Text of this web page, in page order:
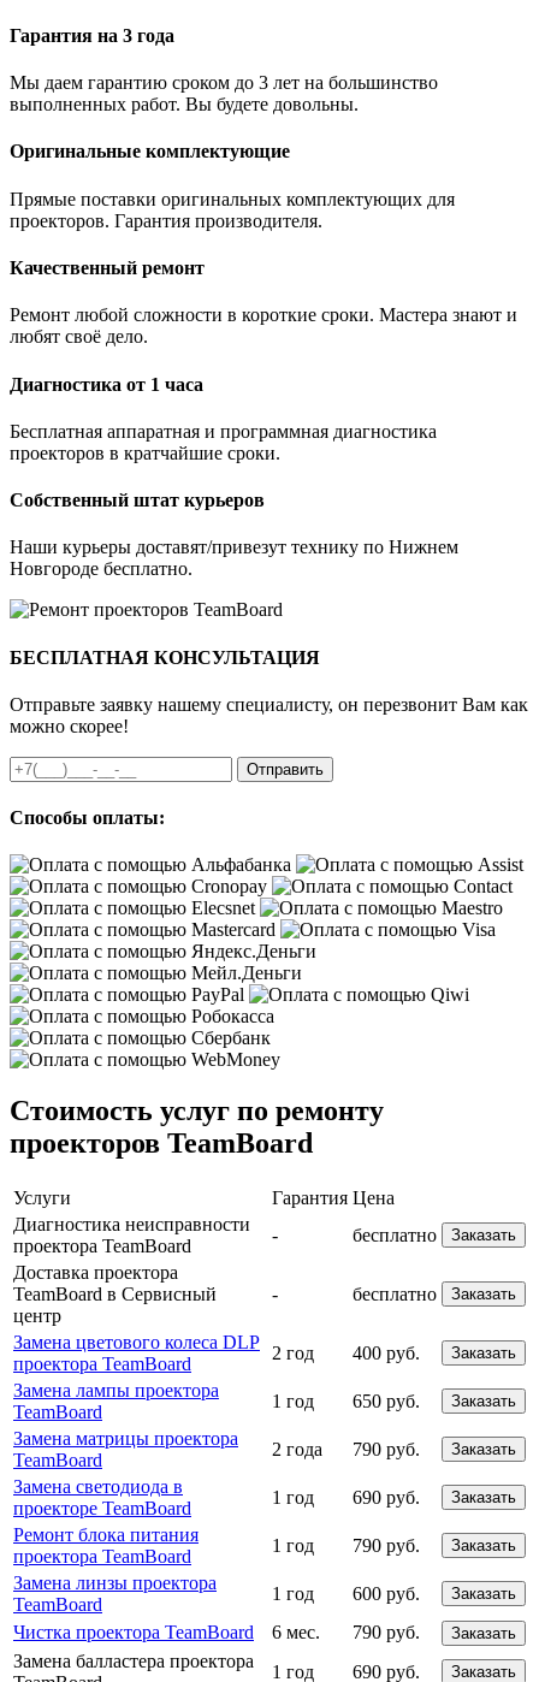
Гарантия на 3 года
Мы даем гарантию сроком до 3 лет на большинство
выполненных работ. Вы будете довольны.
Оригинальные комплектующие
Прямые поставки оригинальных комплектующих для
проекторов. Гарантия производителя.
Качественный ремонт
Ремонт любой сложности в короткие сроки. Мастера знают и
любят своё дело.
Диагностика от 1 часа
Бесплатная аппаратная и программная диагностика
проекторов в кратчайшие сроки.
Собственный штат курьеров
Наши курьеры доставят/привезут технику по Нижнем
Новгороде бесплатно.
БЕСПЛАТНАЯ КОНСУЛЬТАЦИЯ
Отправьте заявку нашему специалисту, он перезвонит Вам как
можно скорее!
Отправить
Способы оплаты:
Стоимость услуг по ремонту
проекторов TeamBoard
Услуги Гарантия Цена
Диагностика неисправности
проектора TeamBoard
- бесплатно Заказать
Доставка проектора
TeamBoard в Сервисный
центр
- бесплатно Заказать
Замена цветового колеса DLP
проектора TeamBoard
2 год 400 руб. Заказать
Замена лампы проектора
TeamBoard
1 год 650 руб. Заказать
Замена матрицы проектора
TeamBoard
2 года 790 руб. Заказать
Замена светодиода в
проекторе TeamBoard
1 год 690 руб. Заказать
Ремонт блока питания
проектора TeamBoard
1 год 790 руб. Заказать
Замена линзы проектора
TeamBoard
1 год 600 руб. Заказать
Чистка проектора TeamBoard 6 мес. 790 руб. Заказать
Замена балластера проектора
1 год 690 руб. Заказать